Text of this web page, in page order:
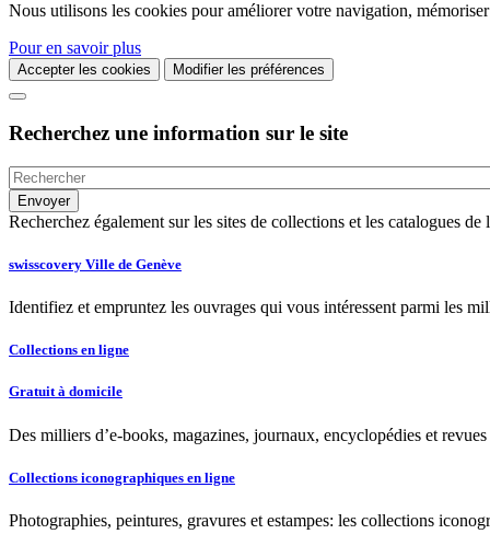
Nous utilisons les cookies pour améliorer votre navigation,
Pour en savoir plus
Accepter les cookies Modifier les préférences
Recherchez une information sur le site
Recherchez également sur les sites de collections et les catalogues
swisscovery Ville de Genève
Identifiez et empruntez les ouvrages qui vous intéressent parmi les
Collections en ligne
Gratuit à domicile
Des milliers d’e-books, magazines, journaux, encyclopédies et
Collections iconographiques en ligne
Photographies, peintures, gravures et estampes: les collections